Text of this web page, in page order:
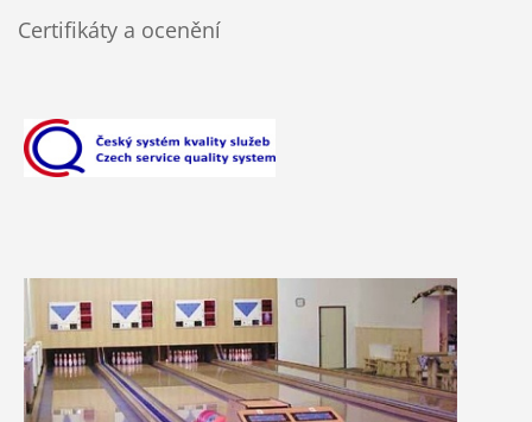
Certifikáty a ocenění